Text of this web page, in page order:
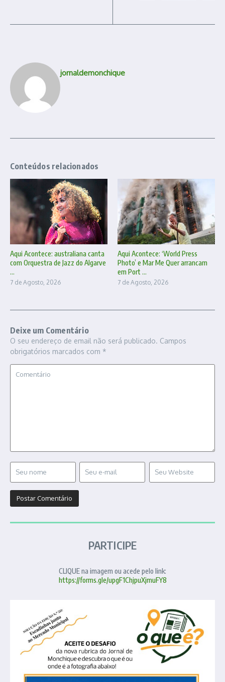
jornaldemonchique
Conteúdos relacionados
Aqui Acontece: australiana canta
com Orquestra de Jazz do Algarve
...
7 de Agosto, 2026
Aqui Acontece: ‘World Press
Photo’ e Mar Me Quer arrancam
em Port ...
7 de Agosto, 2026
Deixe um Comentário
O seu endereço de email não será publicado. Campos
obrigatórios marcados com *
PARTICIPE
CLIQUE na imagem ou acede pelo link:
https://forms.gle/upgF1ChjpuXjmuFY8